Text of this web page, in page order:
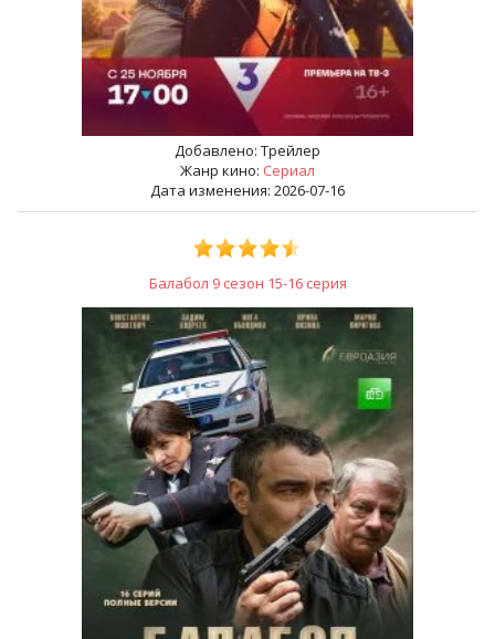
Добавлено: Трейлер
Жанр кино: Сериал
Дата изменения: 2026-07-16
Балабол 9 сезон 15-16 серия